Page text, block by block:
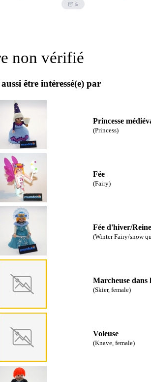
non vérifié
être intéressé(e) par
Princesse
(Princess)
Fée
(Fairy)
Fée d'hiver/
(Winter Fairy/snow
Marcheuse dans
(Skier, female)
Voleuse
(Knave, female)